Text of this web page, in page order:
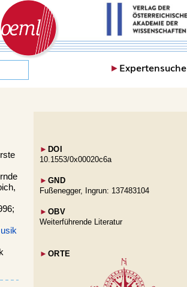
►Expertensuche
► DOI
10.1553/0x00020c6a
► GND
Fußenegger, Ingrun: 137483104
► OBV
Weiterführende Literatur
► ORTE